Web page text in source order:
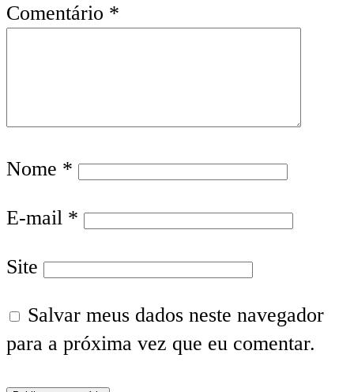
Comentário *
Nome *
E-mail *
Site
Salvar meus dados neste navegador
para a próxima vez que eu comentar.